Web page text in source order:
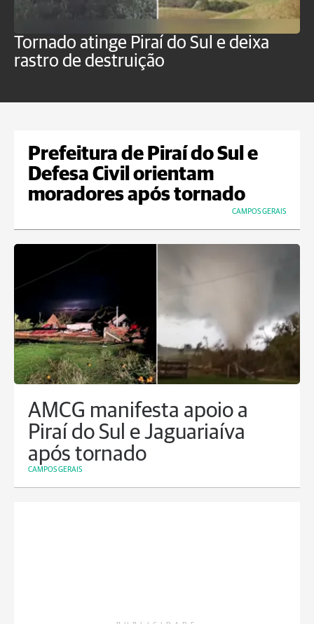
Tornado atinge Piraí do Sul e deixa
rastro de destruição
Prefeitura de Piraí do Sul e
Defesa Civil orientam
moradores após tornado
CAMPOS GERAIS
AMCG manifesta apoio a
Piraí do Sul e Jaguariaíva
após tornado
CAMPOS GERAIS